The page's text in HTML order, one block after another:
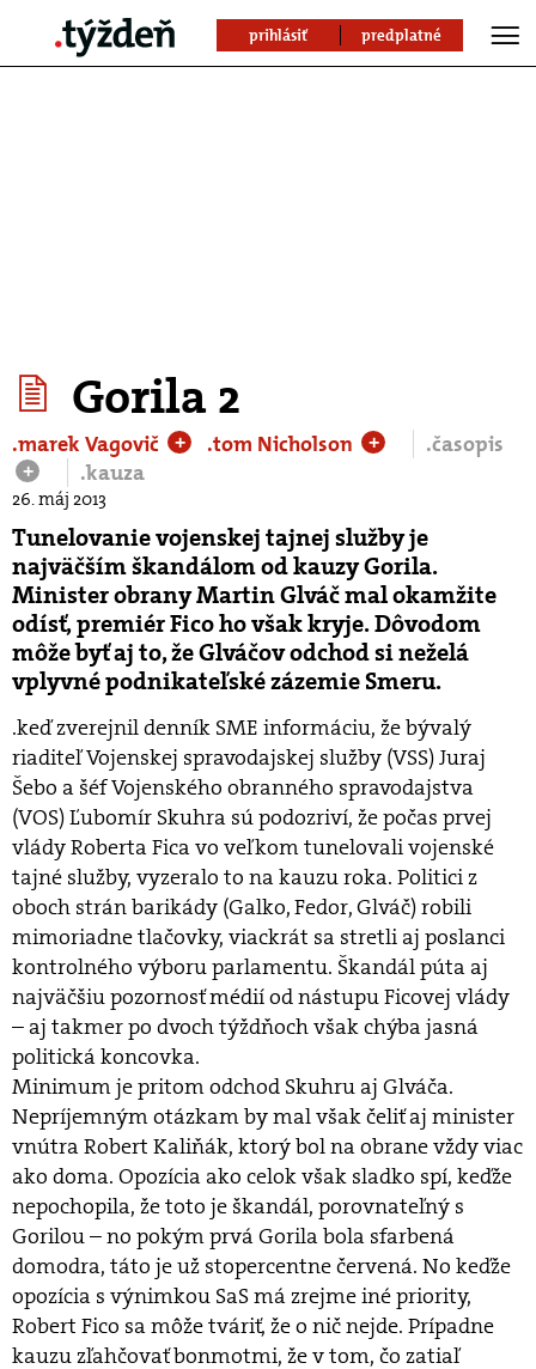
prihlásiť predplatné
Gorila 2
.marek Vagovič + .tom Nicholson + .časopis
+ .kauza
26. máj 2013
Tunelovanie vojenskej tajnej služby je
najväčším škandálom od kauzy Gorila.
Minister obrany Martin Glváč mal okamžite
odísť, premiér Fico ho však kryje. Dôvodom
môže byť aj to, že Glváčov odchod si neželá
vplyvné podnikateľské zázemie Smeru.
.keď zverejnil denník SME informáciu, že bývalý
riaditeľ Vojenskej spravodajskej služby (VSS) Juraj
Šebo a šéf Vojenského obranného spravodajstva
(VOS) Ľubomír Skuhra sú podozriví, že počas prvej
vlády Roberta Fica vo veľkom tunelovali vojenské
tajné služby, vyzeralo to na kauzu roka. Politici z
oboch strán barikády (Galko, Fedor, Glváč) robili
mimoriadne tlačovky, viackrát sa stretli aj poslanci
kontrolného výboru parlamentu. Škandál púta aj
najväčšiu pozornosť médií od nástupu Ficovej vlády
– aj takmer po dvoch týždňoch však chýba jasná
politická koncovka.
Minimum je pritom odchod Skuhru aj Glváča.
Nepríjemným otázkam by mal však čeliť aj minister
vnútra Robert Kaliňák, ktorý bol na obrane vždy viac
ako doma. Opozícia ako celok však sladko spí, keďže
nepochopila, že toto je škandál, porovnateľný s
Gorilou – no pokým prvá Gorila bola sfarbená
domodra, táto je už stopercentne červená. No keďže
opozícia s výnimkou SaS má zrejme iné priority,
Robert Fico sa môže tváriť, že o nič nejde. Prípadne
kauzu zľahčovať bonmotmi, že v tom, čo zatiaľ